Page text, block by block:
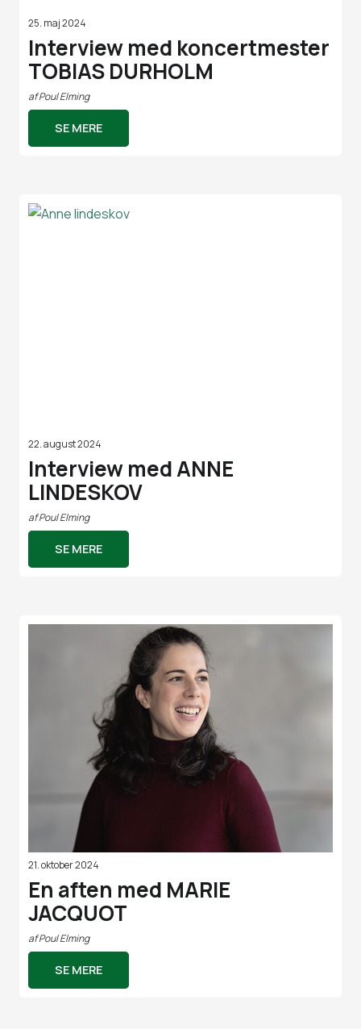
25. maj 2024
Interview med koncertmester
TOBIAS DURHOLM
afPoul Elming
SE MERE
22. august 2024
Interview med ANNE
LINDESKOV
afPoul Elming
SE MERE
21. oktober 2024
En aften med MARIE
JACQUOT
afPoul Elming
SE MERE